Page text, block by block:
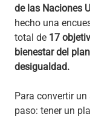
de las Naciones
hecho una
total de 17
bienestar del
desigualdad.
Para convertir
paso: tener un